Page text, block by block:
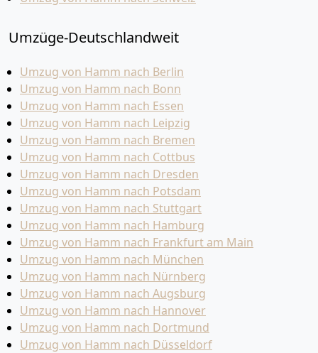
Umzüge-Deutschlandweit
Umzug von Hamm nach Berlin
Umzug von Hamm nach Bonn
Umzug von Hamm nach Essen
Umzug von Hamm nach Leipzig
Umzug von Hamm nach Bremen
Umzug von Hamm nach Cottbus
Umzug von Hamm nach Dresden
Umzug von Hamm nach Potsdam
Umzug von Hamm nach Stuttgart
Umzug von Hamm nach Hamburg
Umzug von Hamm nach Frankfurt am Main
Umzug von Hamm nach München
Umzug von Hamm nach Nürnberg
Umzug von Hamm nach Augsburg
Umzug von Hamm nach Hannover
Umzug von Hamm nach Dortmund
Umzug von Hamm nach Düsseldorf